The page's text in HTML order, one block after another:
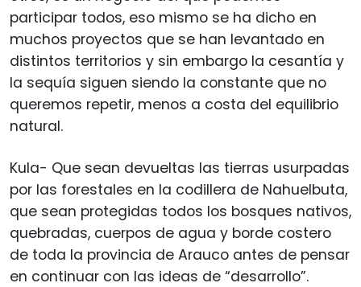
participar todos, eso mismo se ha dicho en
muchos proyectos que se han levantado en
distintos territorios y sin embargo la cesantía y
la sequía siguen siendo la constante que no
queremos repetir, menos a costa del equilibrio
natural.
Kula- Que sean devueltas las tierras usurpadas
por las forestales en la codillera de Nahuelbuta,
que sean protegidas todos los bosques nativos,
quebradas, cuerpos de agua y borde costero
de toda la provincia de Arauco antes de pensar
en continuar con las ideas de “desarrollo”.